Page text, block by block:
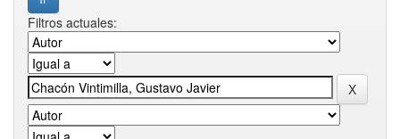
Filtros actuales: